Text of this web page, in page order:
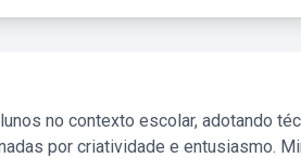
no contexto escolar, adotando
por criatividade e entusiasmo.